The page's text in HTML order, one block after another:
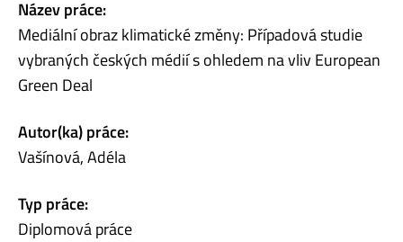
Název práce:
Mediální obraz klimatické změny: Případová studie
vybraných českých médií s ohledem na vliv European
Green Deal
Autor(ka) práce:
Vašínová, Adéla
Typ práce:
Diplomová práce